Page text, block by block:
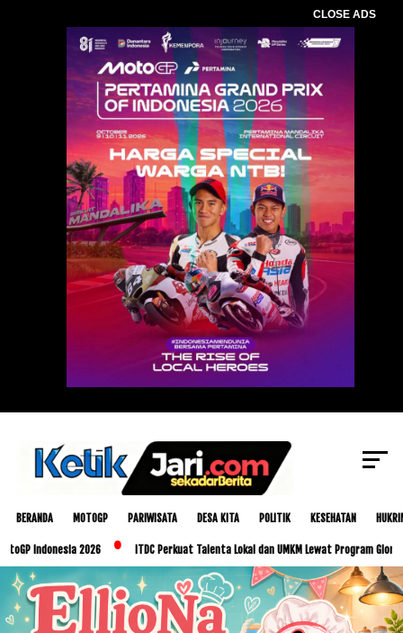
CLOSE ADS
BERANDA MOTOGP PARIWISATA DESA KITA POLITIK KESEHATAN
2026 ITDC Perkuat Talenta Lokal dan UMKM Lewat Program Glorious Golo